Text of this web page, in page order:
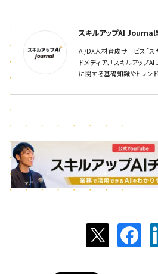
スキルアップAI Journal
AI/DX人材育成サービス「ス
ドメディア、「スキルアップ
に関する基礎知識やトレン